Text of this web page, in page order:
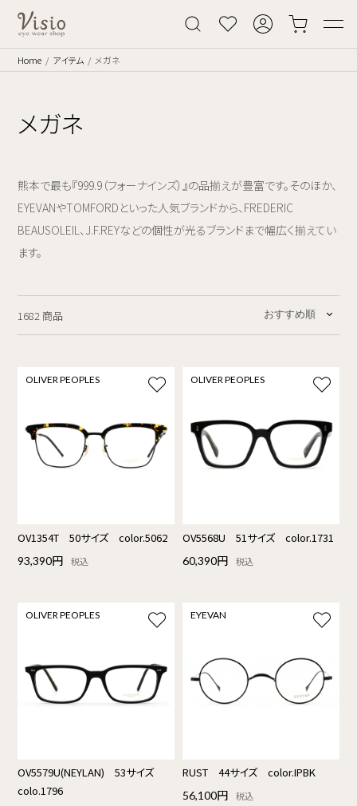
Home アイテム メガネ
メガネ
熊本で最も『999.9（フォーナインズ）』の品揃えが豊富です。そのほか、
EYEVANやTOMFORDといった人気ブランドから、FREDERIC
BEAUSOLEIL、J.F.REYなどの個性が光るブランドまで幅広く揃えてい
ます。
1682 商品
OLIVER PEOPLES
OV1354T 50サイズ color.5062
93,390円 税込
OLIVER PEOPLES
OV5568U 51サイズ color.1731
60,390円 税込
OLIVER PEOPLES
OV5579U(NEYLAN) 53サイズ
colo.1796
EYEVAN
RUST 44サイズ color.IPBK
56,100円 税込